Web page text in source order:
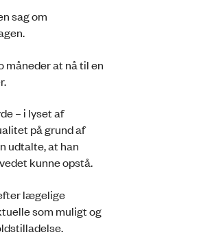
sag om
at nå til en
– i lyset af
på grund af
udtalte, at han
kunne opstå.
lægelige
som muligt og